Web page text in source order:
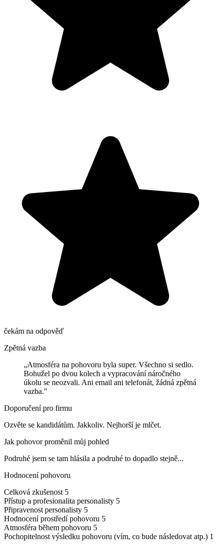
čekám na odpověď
Zpětná vazba
„Atmosféra na pohovoru byla super. Všechno si sedlo.
Bohužel po dvou kolech a vypracování náročného
úkolu se neozvali. Ani email ani telefonát, žádná zpětná
vazba."
Doporučení pro firmu
Ozvěte se kandidátům. Jakkoliv. Nejhorší je mlčet.
Jak pohovor proměnil můj pohled
Podruhé jsem se tam hlásila a podruhé to dopadlo stejně...
Hodnocení pohovoru
Celková zkušenost 5
Přístup a profesionalita personalisty 5
Připravenost personalisty 5
Hodnocení prostředí pohovoru 5
Atmosféra během pohovoru 5
Pochopitelnost výsledku pohovoru (vím, co bude následovat atp.) 1